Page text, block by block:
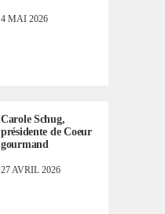
4 MAI 2026
Carole Schug,
présidente de Coeur
gourmand
27 AVRIL 2026